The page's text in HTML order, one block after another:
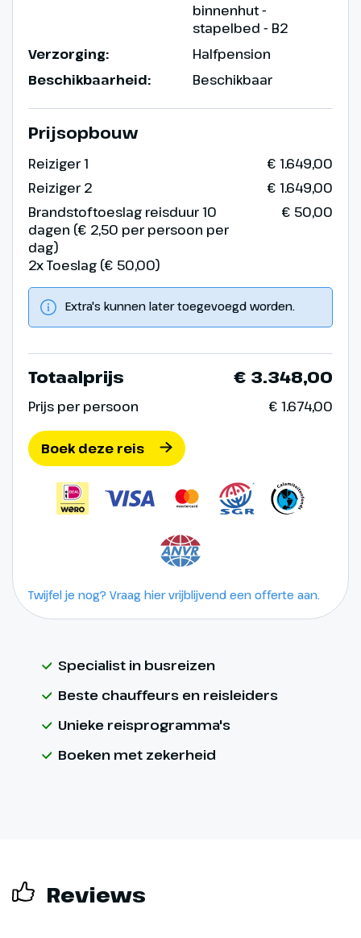
binnenhut -
stapelbed - B2
Verzorging:
Halfpension
Beschikbaarheid:
Beschikbaar
Prijsopbouw
Reiziger 1
€ 1.649,00
Reiziger 2
€ 1.649,00
Brandstoftoeslag reisduur 10
dagen (€ 2,50 per persoon per
dag)
€ 50,00
2x Toeslag (€ 50,00)
Extra's kunnen later toegevoegd worden.
Totaalprijs € 3.348,00
Prijs per persoon € 1.674,00
Boek deze reis
Twijfel je nog? Vraag hier vrijblijvend een offerte aan.
Specialist in busreizen
Beste chauffeurs en reisleiders
Unieke reisprogramma's
Boeken met zekerheid
Reviews